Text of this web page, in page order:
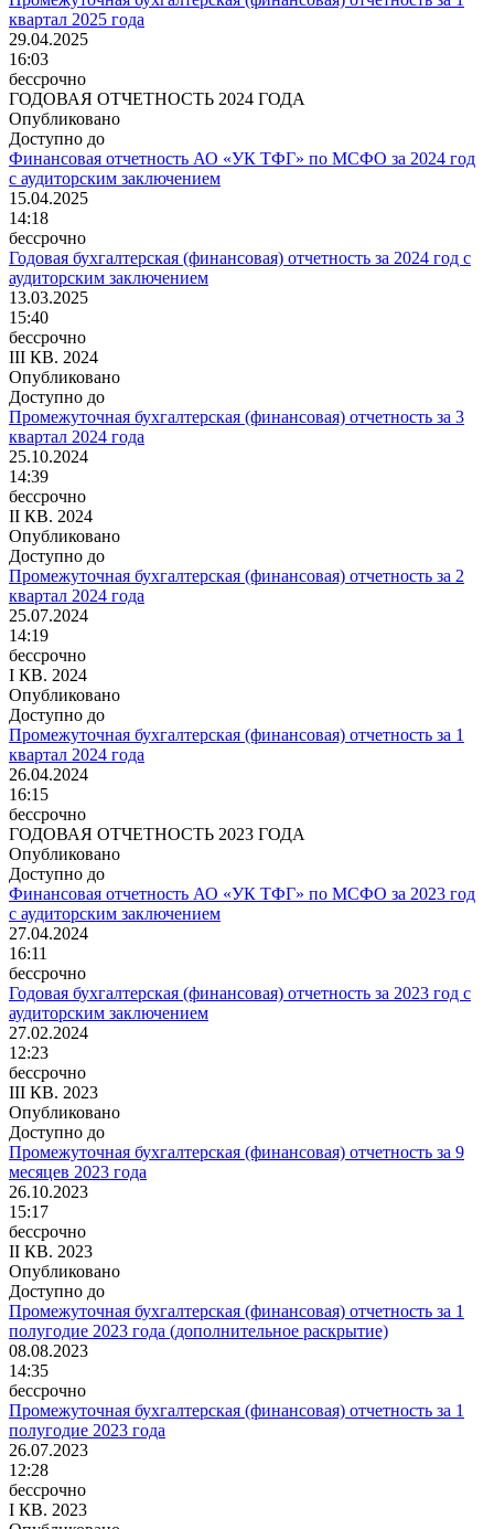
квартал 2025 года
29.04.2025
16:03
бессрочно
ГОДОВАЯ ОТЧЕТНОСТЬ 2024 ГОДА
Опубликовано
Доступно до
Финансовая отчетность АО «УК ТФГ» по МСФО за 2024 год
с аудиторским заключением
15.04.2025
14:18
бессрочно
Годовая бухгалтерская (финансовая) отчетность за 2024 год с
аудиторским заключением
13.03.2025
15:40
бессрочно
III КВ. 2024
Опубликовано
Доступно до
Промежуточная бухгалтерская (финансовая) отчетность за 3
квартал 2024 года
25.10.2024
14:39
бессрочно
II КВ. 2024
Опубликовано
Доступно до
Промежуточная бухгалтерская (финансовая) отчетность за 2
квартал 2024 года
25.07.2024
14:19
бессрочно
I КВ. 2024
Опубликовано
Доступно до
Промежуточная бухгалтерская (финансовая) отчетность за 1
квартал 2024 года
26.04.2024
16:15
бессрочно
ГОДОВАЯ ОТЧЕТНОСТЬ 2023 ГОДА
Опубликовано
Доступно до
Финансовая отчетность АО «УК ТФГ» по МСФО за 2023 год
с аудиторским заключением
27.04.2024
16:11
бессрочно
Годовая бухгалтерская (финансовая) отчетность за 2023 год с
аудиторским заключением
27.02.2024
12:23
бессрочно
III КВ. 2023
Опубликовано
Доступно до
Промежуточная бухгалтерская (финансовая) отчетность за 9
месяцев 2023 года
26.10.2023
15:17
бессрочно
II КВ. 2023
Опубликовано
Доступно до
Промежуточная бухгалтерская (финансовая) отчетность за 1
полугодие 2023 года (дополнительное раскрытие)
08.08.2023
14:35
бессрочно
Промежуточная бухгалтерская (финансовая) отчетность за 1
полугодие 2023 года
26.07.2023
12:28
бессрочно
I КВ. 2023